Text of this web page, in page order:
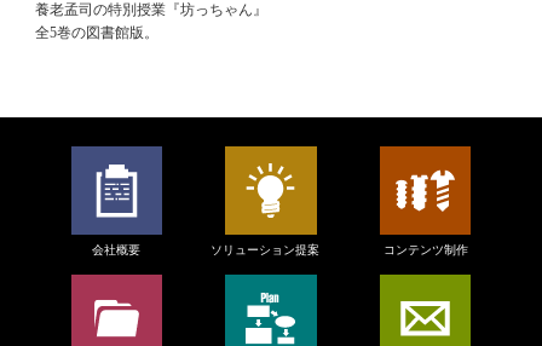
養老孟司の特別授業『坊っちゃん』
全5巻の図書館版。
会社概要 ソリューション提案 コンテンツ制作